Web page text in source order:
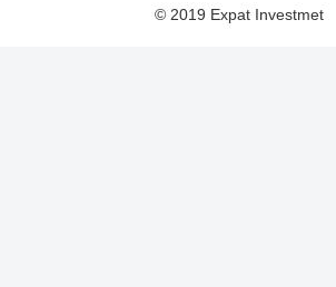
© 2019 Expat Investmet .